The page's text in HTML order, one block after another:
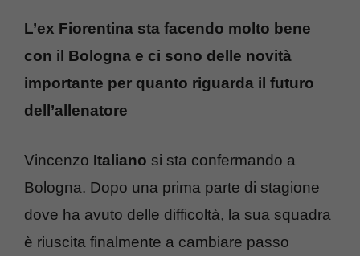
L’ex Fiorentina sta facendo molto bene
con il Bologna e ci sono delle novità
importante per quanto riguarda il futuro
dell’allenatore
Vincenzo Italiano si sta confermando a
Bologna. Dopo una prima parte di stagione
dove ha avuto delle difficoltà, la sua squadra
è riuscita finalmente a cambiare passo